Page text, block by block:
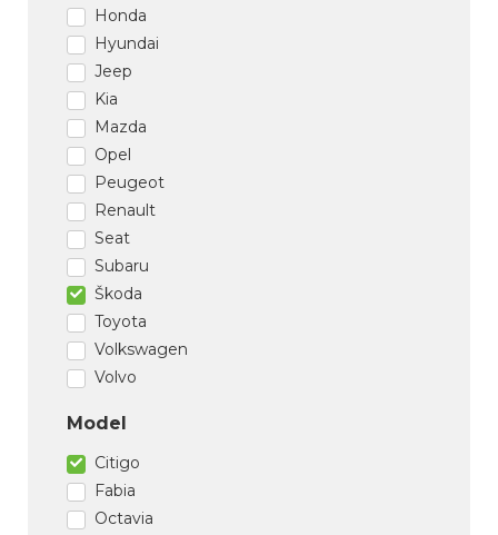
Honda
Hyundai
Jeep
Kia
Mazda
Opel
Peugeot
Renault
Seat
Subaru
Škoda
Toyota
Volkswagen
Volvo
Model
Citigo
Fabia
Octavia